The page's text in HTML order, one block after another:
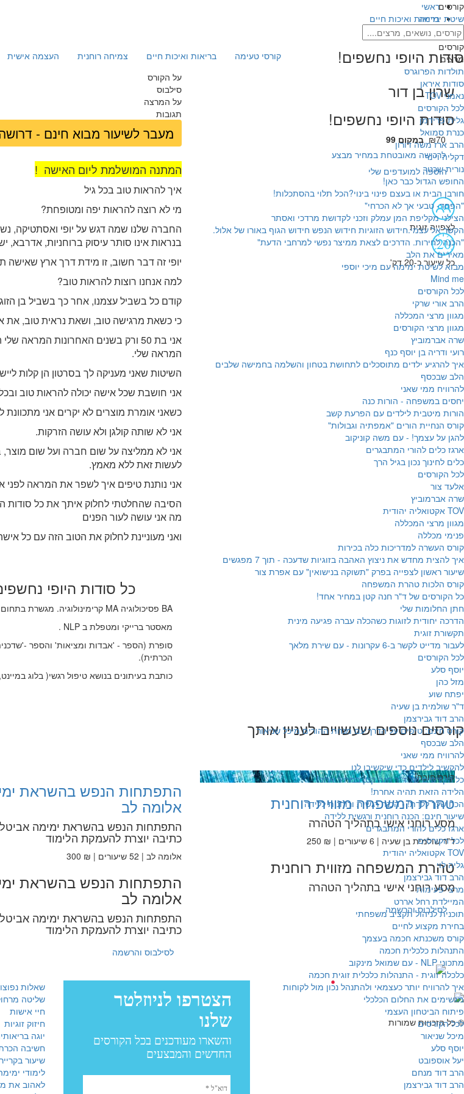
קורסים
שיטת ימימה
העצמה אישית צמיחה רוחנית בריאות ואיכות חיים קורסי טעימה
קורסים
מרצים
תולדות הפרוגרס
סודות איראן
נאמני TOV
לכל הקורסים
גלית פרידמן
כנרת סמואל
הרב ארז משה דורון
דקליה ויינר
נורית שכטר
החופש הגדול כבר כאן!
חורבן הבית או בעצם פינוי בינוי?הכל תלוי בהסתכלות!
"הפחד- טבעי אך לא הכרחי"
הצילני מקליפת המן עמלק וזכני לקדושת מרדכי ואסתר
הקשר אל עצמי.חידוש הזוגיות חידוש הנפש חידוש הגוף באורו של אלול.
"הכנה לחירות. הדרכים לצאת ממיצר נפשי למרחבי הדעת"
מאירים את הלב
מבוא לשיטת ימימה עם מיכי יוספי
Mind me
לכל הקורסים
הרב אורי שרקי
מגוון מרצי המכללה
מגוון מרצי הקורסים
שרה אברמוביץ
רועי ודריה בן יוסף כנף
איך להרגיע ילדים מתוסכלים לתחושת בטחון והשלמה בחמישה שלבים
הלב שבכסף
להרוויח ממי שאני
יחסים במשפחה - הורות כנה
הורות מיטבית לילדים עם הפרעת קשב
קורס הנחיית הורים "אמפתיה וגבולות"
להגן על עצמך! - עם משה קוניקוב
ארגז כלים להורי המתבגרים
כלים לחינוך נכון בגיל הרך
לכל הקורסים
אלעד צור
שרה אברמוביץ
TOV אקטואליה יהודית
מגוון מרצי המכללה
פנימי מכללה
קורס העשרה למדריכות כלה בכירות
איך להצית מחדש את ניצוץ האהבה בזוגיות שדעכה - תוך 7 מפגשים
שיעור ראשון לצפייה בפרק "תשוקה בנישואין" עם אפרת צור
קורס הלכות טהרת המשפחה
כל הקורסים של ד"ר חנה קטן במחיר אחד!
חתן החלומות שלי
הדרכה יחודית לזוגות כשהכלה עברה פגיעה מינית
תקשורת זוגית
לעבור מדייט לקשר ב-6 עקרונות - עם שירת מלאך
לכל הקורסים
יוסף סלע
מזל כהן
יפתח שוע
ד"ר שולמית בן שעיה
הרב דוד גבירצמן
קורס חינם: טיפים על הדרך עם מנחת ההורים מיכל שניאור
הלב שבכסף
להרוויח ממי שאני
להקשיב לילדים כדי שיקשיבו לנו
כל הקורסים של ד"ר חנה קטן במחיר אחד!
הלידה הזאת תהיה אחרת!
הכח שלך ללדת! - הכנה רגשית ורוחנית ללידה
שיעור חינם: הכנה רוחנית ורגשית ללידה
ארגז כלים להורי המתבגרים
לכל הקורסים
TOV אקטואליה יהודית
גליה לוי
הרב דוד גבירצמן
מרצי פעימות
המיילדת רחל אררט
תוכנית לניהול תקציב משפחתי
בחירת מקצוע לחיים
קורס משכנתא חכמה בעצמך
התנהלות כלכלית חכמה
מתכוני NLP - עם שמואל מינקוב
כלכלה זוגית - התנהלות כלכלית זוגית חכמה
איך להרוויח יותר כעצמאי ולהתנהל נכון מול לקוחות
מגשימים את החלום הכלכלי
פיתוח הביטחון העצמי
לכל הקורסים
מיכל שניאור
יוסף סלע
יעל אוספובט
הרב דוד מנחם
הרב דוד גבירצמן
ראשי
בריאות ואיכות חיים
סודות היופי נחשפים!
סודות היופי נחשפים!
על הקורס
סילבוס
על המרצה
תגובות
מעבר לשיעור מבוא חינם -
המתנה המושלמת ליום האישה !
איך להראות טוב בכל גיל
מי לא רוצה להראות יפה ומטופחת?
החברה שלנו שמה דגש על יופי ואסתטיקה,
בנראות אינו סותר עיסוק ברוחניות, אדרבא, יש
יופי זה דבר חשוב, זו מידת דרך ארץ שאישה
למה אנחנו רוצות להראות טוב?
קודם כל בשביל עצמנו, אחר כך בשביל בן
כי כשאת מרגישה טוב, ושאת נראית טוב,
אני בת 50 ורק בשנים האחרונות
המראה שלי.
השיטות שאני מעניקה לך בסרטון הן קלות
אני חושבת שכל אישה יכולה להראות טוב
כשאני אומרת מוצרים לא יקרים אני
אני לא שותה קולגן ולא עושה הזרקות.
אני לא ממליצה על שום חברה ועל שום
לעשות זאת ללא מאמץ.
אני נותנת טיפים איך לשפר את המראה לפני
הסיבה שהחלטתי לחלוק איתך את כל סודות
מה אני עושה לעור הפנים
ואני מעוניינת לחלוק את הטוב הזה עם כל
כל סודות היופי
BA פסיכולוגיה MA קרימינולוגיה. מגשרת בתחום משפחה. תסריטאית.
מאסטר ברייקי ומטפלת ב NLP .
סופרת (הספר - 'אבדות ומציאות' והספר -
הכרתית).
כותבת בעיתונים בנושא טיפול רגשי( בלוג
שרון בן דור
סודות היופי נחשפים!
₪70במקום 99
לרכישה מאובטחת במחיר מבצע
הוספה למועדפים שלי
לצפייה זוגית
כל שיעור כ-20 דק'
קורסים נוספים שעשויים לעניין אותך
התפתחות הנפש בהשראת
אלומה לב
התפתחות הנפש בהשראת ימימה אביטל
כתיבה יוצרת להעמקת הלימוד
אלומה לב | 52 שיעורים | ₪ 300
התפתחות הנפש בהשראת
אלומה לב
התפתחות הנפש בהשראת ימימה אביטל
כתיבה יוצרת להעמקת הלימוד
לסילבוס והרשמה
קורס חובה!
טהרת המשפחה מזווית רוחנית
מסע רוחני אישי בתהליך הטהרה
ד"ר שולמית בן שעיה | 6 שיעורים | ₪ 250
טהרת המשפחה מזווית רוחנית
מסע רוחני אישי בתהליך הטהרה
לסילבוס והרשמה
שאלות
שליטה
חיי אישות
חיזוק זוגיות
יוגה
חשיבה
שיעור
לימודי
לאהוב את
עיצוב:
פיתוח:
עיצוב: בייגל סטודיו
© כל הזכויות שמורות